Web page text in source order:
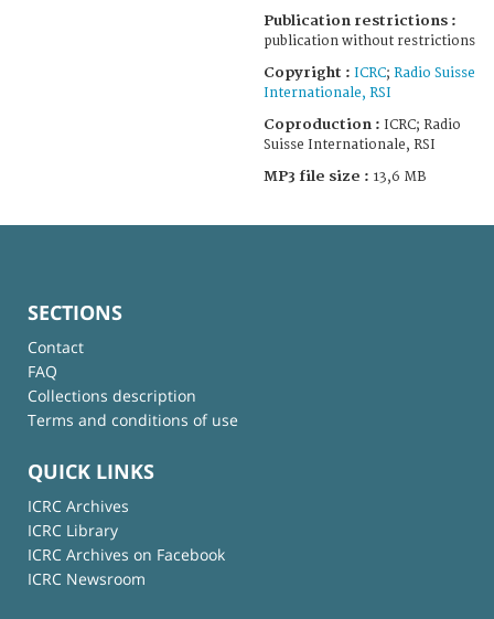
Publication restrictions :
publication without restrictions
Copyright : ICRC; Radio Suisse
Internationale, RSI
Coproduction : ICRC; Radio
Suisse Internationale, RSI
MP3 file size : 13,6 MB
SECTIONS
Contact
FAQ
Collections description
Terms and conditions of use
QUICK LINKS
ICRC Archives
ICRC Library
ICRC Archives on Facebook
ICRC Newsroom